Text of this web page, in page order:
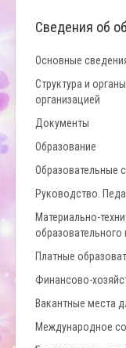
Сведения об
Основные
Структура и
организацией
Документы
Образование
Образовательные
Руководство.
Материально-
образовательного
Платные
Финансово-
Вакантные места
Международное